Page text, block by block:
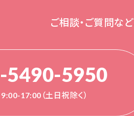
ご相談・ご質問など
5490-5950
9:00-17:00（土日祝除く）